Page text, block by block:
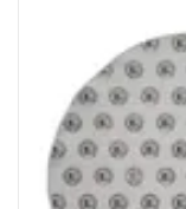
Verhuur hobo's
Merken